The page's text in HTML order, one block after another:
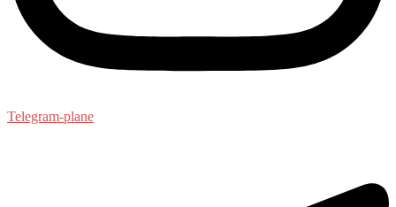
Telegram-plane